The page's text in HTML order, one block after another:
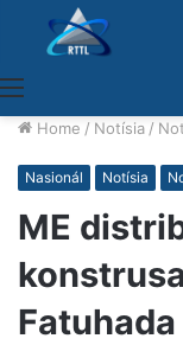
Home / Notísia /
Nasionál Notísia
ME
Fatuhada